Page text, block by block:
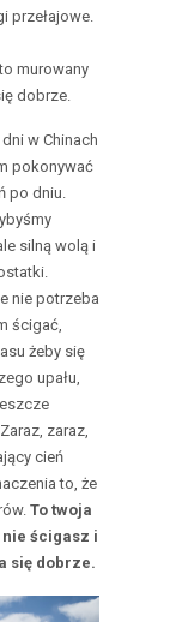
przełajowe.
murowany
dobrze.
w Chinach
pokonywać
po dniu.
silną wolą i
nie potrzeba
ścigać,
żeby się
upału,
zaraz,
cień
to, że
To twoja
ścigasz i
się dobrze.